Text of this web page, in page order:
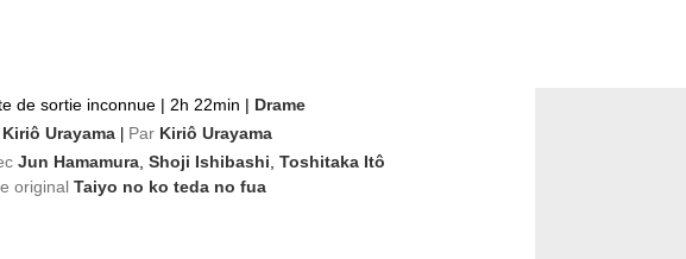
de sortie inconnue | 2h 22min | Drame
Kiriô Urayama Par Kiriô Urayama
Jun Hamamura Shoji Ishibashi Toshitaka Itô
original Taiyo no ko teda no fua